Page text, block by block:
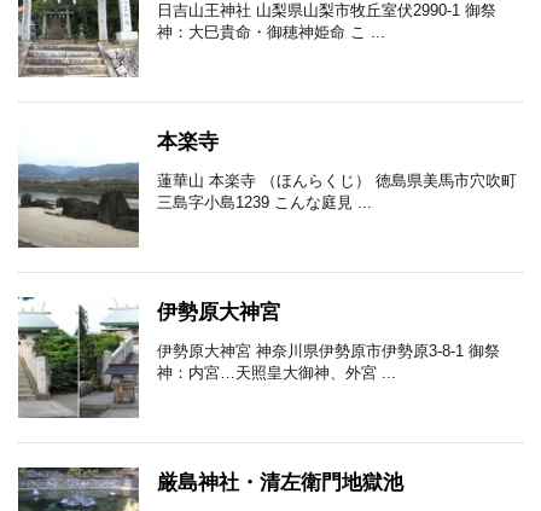
日吉山王神社 山梨県山梨市牧丘室伏2990-1 御祭
神：大巳貴命・御穂神姫命 こ ...
本楽寺
蓮華山 本楽寺 （ほんらくじ） 徳島県美馬市穴吹町
三島字小島1239 こんな庭見 ...
伊勢原大神宮
伊勢原大神宮 神奈川県伊勢原市伊勢原3-8-1 御祭
神：内宮…天照皇大御神、外宮 ...
厳島神社・清左衛門地獄池